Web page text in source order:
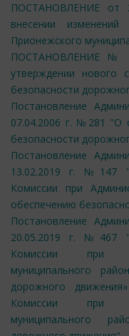
ПОСТАНОВЛЕНИЕ от
внесении
Прионежского
ПОСТАНОВЛЕНИЕ №
утверждении нового
безопасности
Постановление
07.04.2006 г. №281 "О
безопасности
Постановление
13.02.2019 г. №147
Комиссии при
обеспечению
Постановление
20.05.2019 г. №467
Комиссии при
муниципального
дорожного
Комиссии при
муниципального